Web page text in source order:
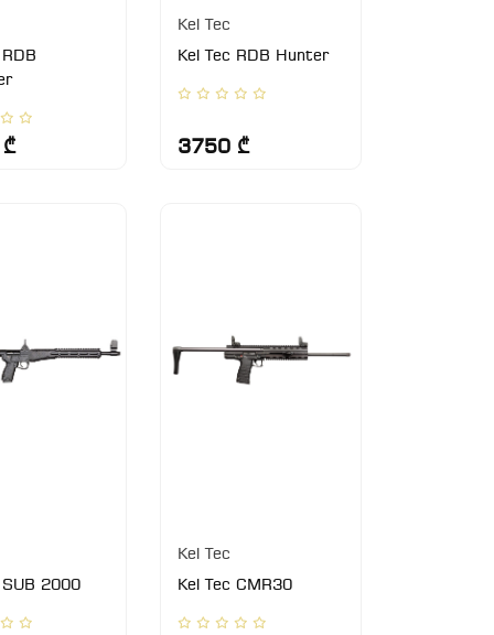
Kel Tec
Kel Tec RDB Hunter
3750 ₾
SUB 2000
Kel Tec
Kel Tec CMR30